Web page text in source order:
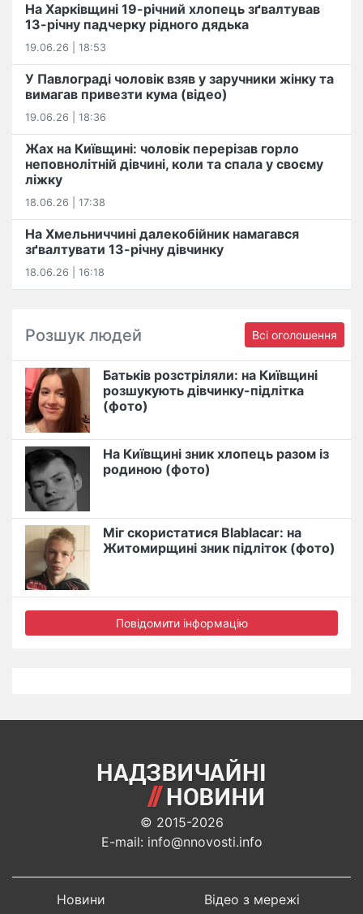
На Харківщині 19-річний хлопець​ ️зґвалтував
13-річну падчерку рідного дядька
19.06.26 | 18:53
У Павлограді чоловік взяв у заручники жінку та
вимагав привезти кума (відео)
19.06.26 | 18:36
Жах на Київщині: чоловік перерізав горло
неповнолітній дівчині, коли та спала у своєму
ліжку
18.06.26 | 17:38
На Хмельниччині далекобійник намагався
зґвалтувати 13-річну дівчинку
18.06.26 | 16:18
Розшук людей Всі оголошення
Батьків розстріляли: на Київщині
розшукують дівчинку-підлітка
(фото)
На Київщині зник хлопець разом із
родиною (фото)
Міг скористатися Blablacar: на
Житомирщині зник підліток (фото)
Повідомити інформацію
© 2015-2026
E-mail: info@nnovosti.info
Новини
Відео з мережі